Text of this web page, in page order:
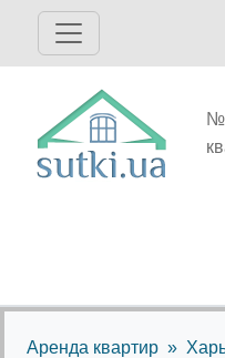
Аренда квартир